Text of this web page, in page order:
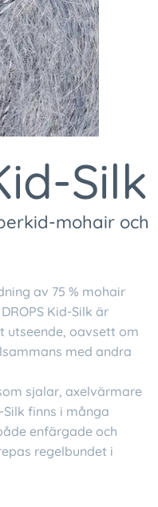
Silk
mohair och
av 75 % mohair
Kid-Silk är
oavsett om
med andra
sjalar, axelvärmare
Silk finns i många
enfärgade och
regelbundet i